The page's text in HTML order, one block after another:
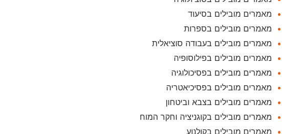
מאמרים מובילים בסיעוד
מאמרים מובילים בספרות
מאמרים מובילים בעבודה סוציאלית
מאמרים מובילים בפילוסופיה
מאמרים מובילים בפסיכולוגיה
מאמרים מובילים בפסיכיאטריה
מאמרים מובילים בצבא וביטחון
מאמרים מובילים בקוגניציה וחקר המוח
מאמרים מובילים בקולנוע